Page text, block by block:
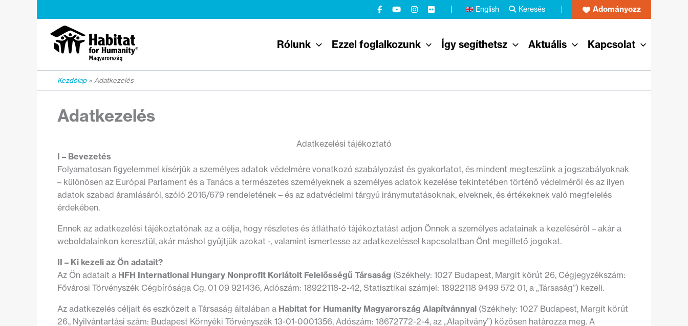
English Keresés Adományozz
Rólunk Ezzel foglalkozunk Így segíthetsz Aktuális Kapcsolat
Kezdőlap Adatkezelés
Adatkezelés
Adatkezelési tájékoztató
I – Bevezetés
Folyamatosan figyelemmel kísérjük a személyes adatok védelmére vonatkozó szabályozást és gyakorlatot, és mindent megteszünk a jogszabályoknak
– különösen az Európai Parlament és a Tanács a természetes személyeknek a személyes adatok kezelése tekintetében történő védelméről és az ilyen
adatok szabad áramlásáról, szóló 2016/679 rendeletének – és az adatvédelmi tárgyú iránymutatásoknak, elveknek, és értékeknek való megfelelés
érdekében.
Ennek az adatkezelési tájékoztatónak az a célja, hogy részletes és átlátható tájékoztatást adjon Önnek a személyes adatainak a kezeléséről – akár a
weboldalainkon keresztül, akár máshol gyűjtjük azokat -, valamint ismertesse az adatkezeléssel kapcsolatban Önt megillető jogokat.
II – Ki kezeli az Ön adatait?
Az Ön adatait a HFH International Hungary Nonprofit Korlátolt Felelősségű Társaság (Székhely: 1027 Budapest, Margit körút 26, Cégjegyzékszám:
Fővárosi Törvényszék Cégbírósága Cg. 01 09 921436, Adószám: 18922118-2-42, Statisztikai számjel: 18922118 9499 572 01, a „Társaság”) kezeli.
Az adatkezelés céljait és eszközeit a Társaság általában a Habitat for Humanity Magyarország Alapítvánnyal (Székhely: 1027 Budapest, Margit körút
26., Nyilvántartási szám: Budapest Környéki Törvényszék 13-01-0001356, Adószám: 18672772-2-4, az „Alapítvány”) közösen határozza meg. A